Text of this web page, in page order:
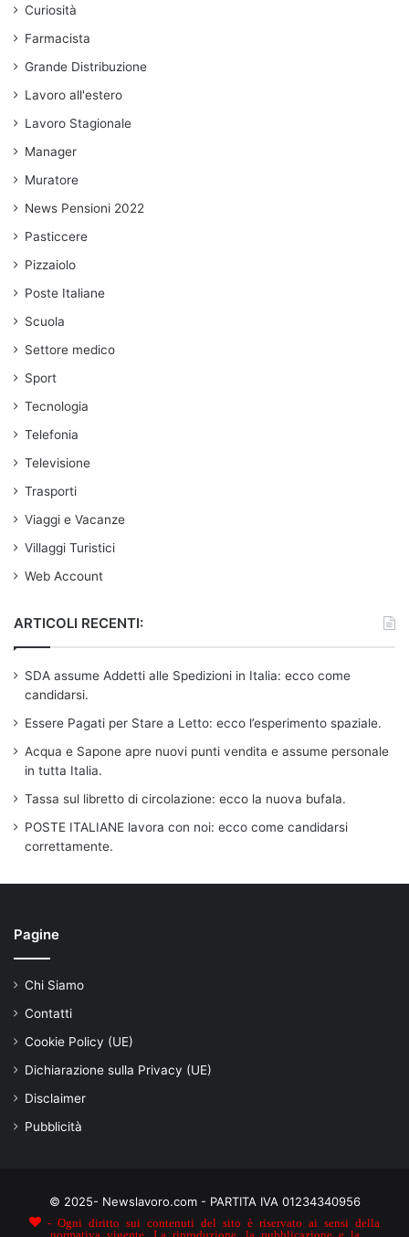
Curiosità
Farmacista
Grande Distribuzione
Lavoro all'estero
Lavoro Stagionale
Manager
Muratore
News Pensioni 2022
Pasticcere
Pizzaiolo
Poste Italiane
Scuola
Settore medico
Sport
Tecnologia
Telefonia
Televisione
Trasporti
Viaggi e Vacanze
Villaggi Turistici
Web Account
ARTICOLI RECENTI:
SDA assume Addetti alle Spedizioni in Italia: ecco come
candidarsi.
Essere Pagati per Stare a Letto: ecco l’esperimento spaziale.
Acqua e Sapone apre nuovi punti vendita e assume personale
in tutta Italia.
Tassa sul libretto di circolazione: ecco la nuova bufala.
POSTE ITALIANE lavora con noi: ecco come candidarsi
correttamente.
Pagine
Chi Siamo
Contatti
Cookie Policy (UE)
Dichiarazione sulla Privacy (UE)
Disclaimer
Pubblicità
© 2025- Newslavoro.com - PARTITA IVA 01234340956
- Ogni diritto sui contenuti del sito è riservato ai sensi della
normativa vigente. La riproduzione, la pubblicazione e la